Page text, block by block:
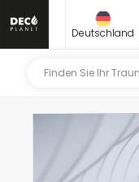
Deutschland